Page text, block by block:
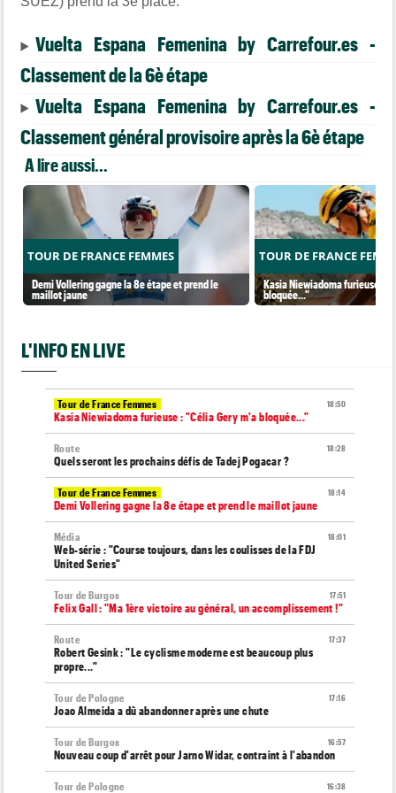
Vuelta Espana Femenina by Carrefour.es -
Classement de la 6è étape
Vuelta Espana Femenina by Carrefour.es -
Classement général provisoire après la 6è étape
A lire aussi...
TOUR DE FRANCE FEMMES
Demi Vollering gagne la 8e étape et prend le
maillot jaune
TOUR DE FRANCE
Kasia Niewiadoma furieuse :
bloquée..."
L'INFO EN LIVE
18:50
Tour de France Femmes
Kasia Niewiadoma furieuse : "Célia Gery m'a bloquée..."
18:28
Route
Quels seront les prochains défis de Tadej Pogacar ?
18:14
Tour de France Femmes
Demi Vollering gagne la 8e étape et prend le maillot jaune
18:01
Média
Web-série : "Course toujours, dans les coulisses de la FDJ
United Series"
17:51
Tour de Burgos
Felix Gall : "Ma 1ère victoire au général, un accomplissement !"
17:37
Route
Robert Gesink : "Le cyclisme moderne est beaucoup plus
propre..."
17:16
Tour de Pologne
Joao Almeida a dû abandonner après une chute
16:57
Tour de Burgos
Nouveau coup d'arrêt pour Jarno Widar, contraint à l'abandon
16:38
Tour de Pologne